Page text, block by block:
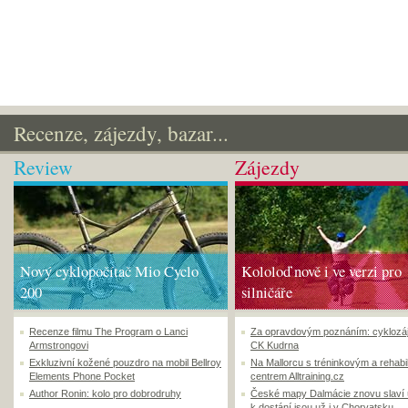
Recenze, zájezdy, bazar...
Review
Nový cyklopočítač Mio Cyclo
200
Recenze filmu The Program o Lanci
Armstrongovi
Exkluzivní kožené pouzdro na mobil Bellroy
Elements Phone Pocket
Author Ronin: kolo pro dobrodruhy
Zájezdy
Kololoď nově i ve verzi pro
silničáře
Za opravdovým poznáním:
CK Kudrna
Na Mallorcu s tréninkovým a
centrem Alltraining.cz
České mapy Dalmácie znovu slaví